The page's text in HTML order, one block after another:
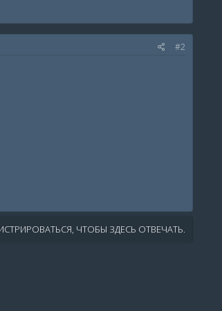
#2
ЧТОБЫ ЗДЕСЬ ОТВЕЧАТЬ.